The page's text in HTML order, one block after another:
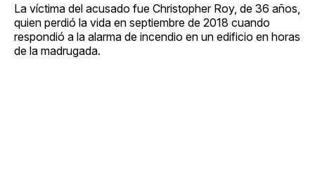
La víctima del acusado fue Christopher Roy, de 36 años,
quien perdió la vida en septiembre de 2018 cuando
respondió a la alarma de incendio en un edificio en horas
de la madrugada.